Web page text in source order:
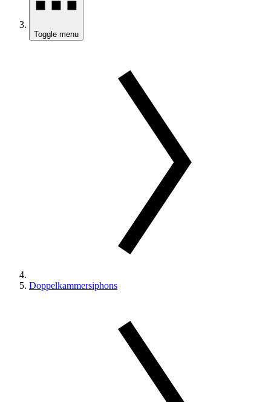
Toggle menu
Doppelkammersiphons